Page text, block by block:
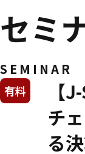
セミ
SEMINAR
【
チ
る
有料